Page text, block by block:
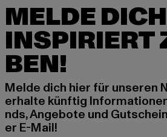
MELDE
INSPIRIERT
BEN!
Melde dich hier für unseren
erhalte künftig
nds, Angebote und
er E-Mail!